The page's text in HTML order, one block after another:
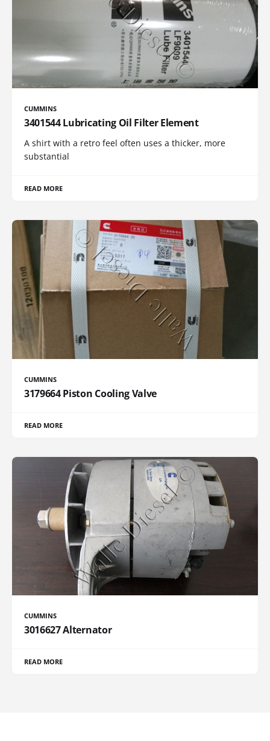
CUMMINS
3401544 Lubricating Oil Filter Element
A shirt with a retro feel often uses a thicker, more
substantial
READ MORE
CUMMINS
3179664 Piston Cooling Valve
READ MORE
CUMMINS
3016627 Alternator
READ MORE